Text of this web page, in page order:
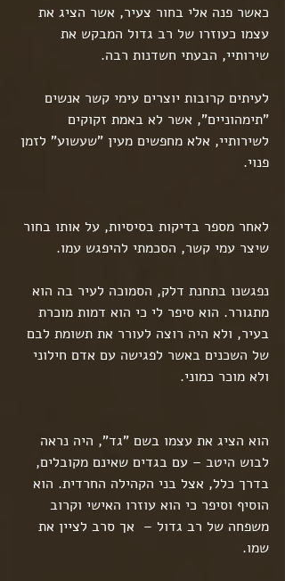
כאשר פנה אלי בחור צעיר, אשר הציג את
עצמו כעוזרו של רב גדול המבקש את
שירותיי, הבעתי חשדנות רבה.
לעיתים קרובות יוצרים עימי קשר אנשים
"תימהוניים", אשר לא באמת זקוקים
לשירותיי, אלא מחפשים מעין "שעשוע" לזמן
פנוי.
לאחר מספר בדיקות בסיסיות, על אותו בחור
שיצר עמי קשר, הסכמתי להיפגש עמו.
נפגשנו בתחנת דלק, הסמוכה לעיר בה הוא
מתגורר. הוא סיפר לי כי הוא דמות מוכרת
בעיר, ולא היה רוצה לעורר את תשומת לבם
של השכנים באשר לפגישה עם אדם חילוני
ולא מוכר כמוני.
הוא הציג את עצמו בשם "גד", היה נראה
לבוש היטב – עם בגדים שאינם מקובלים,
בדרך כלל, אצל בני הקהילה החרדית. הוא
הוסיף וסיפר כי הוא עוזרו האישי וקרוב
משפחה של רב גדול –  אך סרב לציין את
שמו.